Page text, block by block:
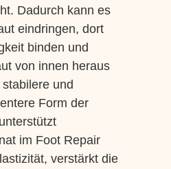
Dadurch kann es
eindringen, dort
binden und
von innen heraus
und
Form der
im Foot Repair
verstärkt die